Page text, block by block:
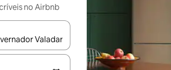
no Airbnb
disponíveis, explore-os usando as seta para cima